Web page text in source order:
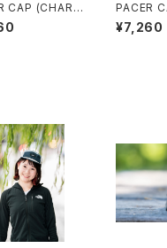
CAP (CHARC
/ BRO
PACER
RED /
WN)
¥7,260